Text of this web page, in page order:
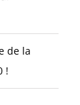
de la
!